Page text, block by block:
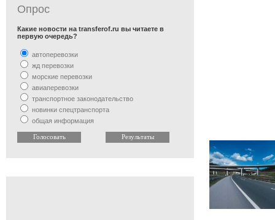
Опрос
Какие новости на transferof.ru вы читаете в
первую очередь?
автоперевозки
жд перевозки
морские перевозки
авиаперевозки
транспортное законодательство
новинки спецтранспорта
общая информация